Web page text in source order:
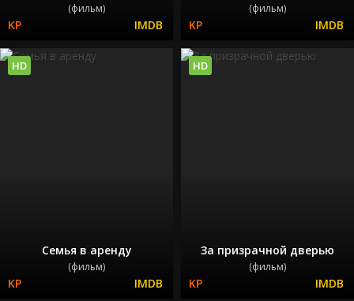
(фильм) (фильм)
Семья в аренду
(фильм)
HD
За призрачной дверью
(фильм)
HD